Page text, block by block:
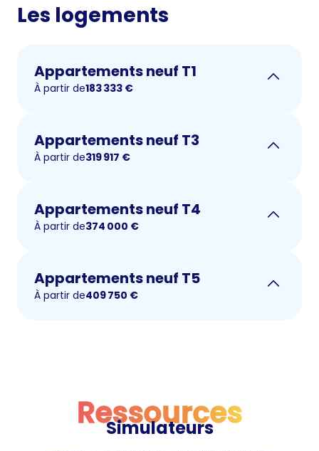
Les logements
Appartements neuf T1
À partir de183 333 €
Appartements neuf T3
À partir de319 917 €
Appartements neuf T4
À partir de374 000 €
Appartements neuf T5
À partir de409 750 €
Ressources
Simulateurs